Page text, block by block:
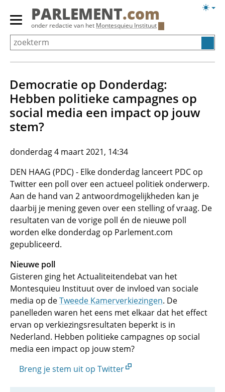
Overslaan
Primair
menu
tonen/verbergen
PARLEMENT.com
onder redactie van het Montesquieu Instituut
Democratie op Donderdag:
Hebben politieke campagnes op
social media een impact op jouw
stem?
donderdag 4 maart 2021, 14:34
DEN HAAG (PDC) - Elke donderdag lanceert PDC op
Twitter een poll over een actueel politiek onderwerp.
Aan de hand van 2 antwoordmogelijkheden kan je
daarbij je mening geven over een stelling of vraag. De
resultaten van de vorige poll én de nieuwe poll
worden elke donderdag op Parlement.com
gepubliceerd.
Nieuwe poll
Gisteren ging het Actualiteitendebat van het
Montesquieu Instituut over de invloed van sociale
media op deTweede Kamerverkiezingen. De
panelleden waren het eens met elkaar dat het effect
ervan op verkiezingsresultaten beperkt is in
Nederland. Hebben politieke campagnes op social
media een impact op jouw stem?
Breng je stem uit op Twitter